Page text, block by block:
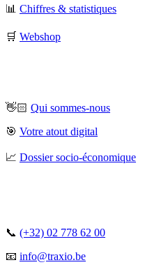
📊 Chiffres & statistiques
🛒 Webshop
👋🏻 Qui sommes-nous
🎯 Votre atout digital
📈 Dossier socio-économique
📞 (+32) 02 778 62 00
📧 info@traxio.be